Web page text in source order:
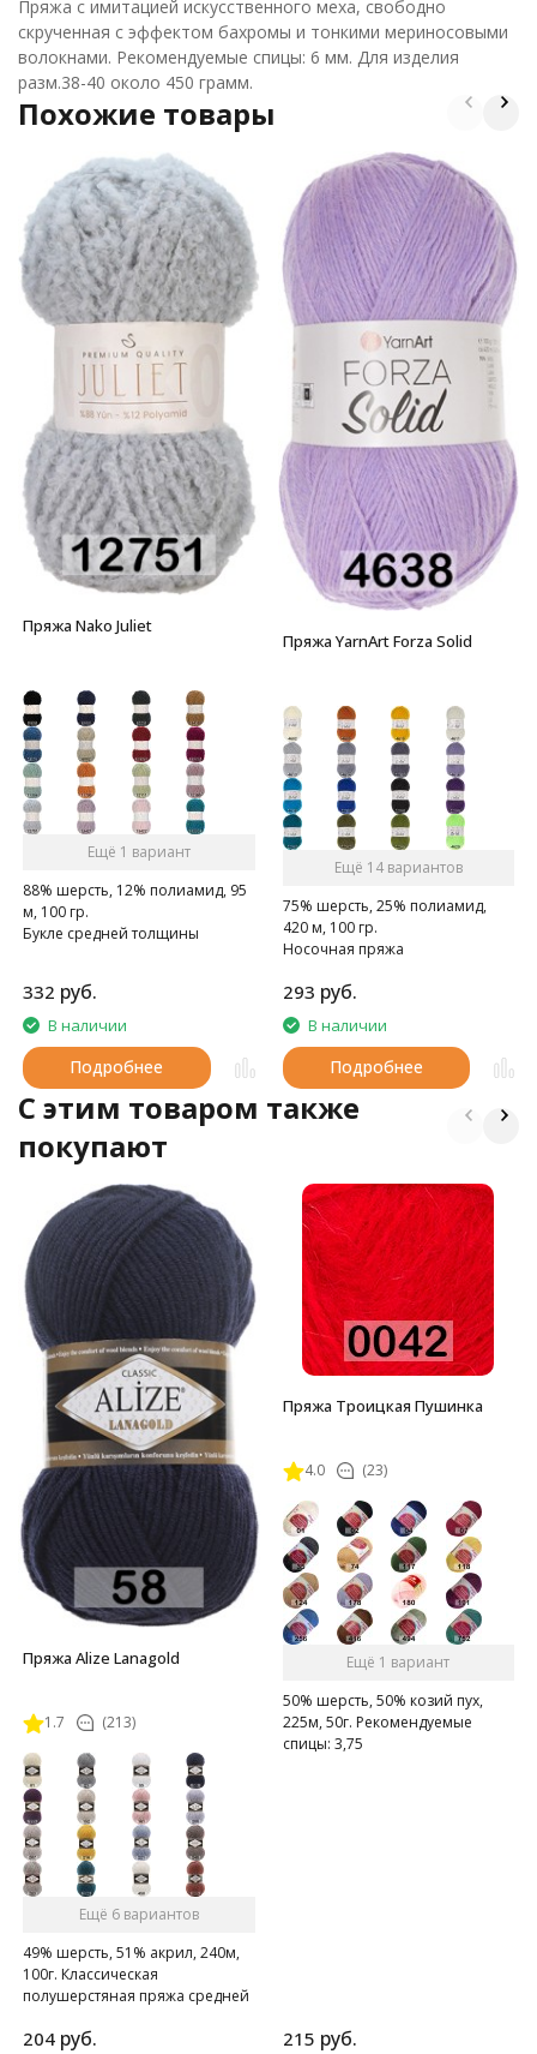
Пряжа с имитацией искусственного меха, свободно
скрученная с эффектом бахромы и тонкими мериносовыми
волокнами. Рекомендуемые спицы: 6 мм. Для изделия
разм.38-40 около 450 грамм.
Похожие товары
Пряжа Nako Juliet
Ещё 1 вариант
88% шерсть, 12% полиамид, 95
м, 100 гр.
Букле средней толщины
332 руб.
В наличии
Подробнее
Пряжа YarnArt Forza Solid
Ещё 14 вариантов
75% шерсть, 25% полиамид,
420 м, 100 гр.
Носочная пряжа
293 руб.
В наличии
Подробнее
C этим товаром также
покупают
Пряжа Alize Lanagold
1.7 (213)
Ещё 6 вариантов
49% шерсть, 51% акрил, 240м,
100г. Классическая
полушерстяная пряжа средней
204 руб.
Пряжа Троицкая Пушинка
4.0 (23)
Ещё 1 вариант
50% шерсть, 50% козий пух,
225м, 50г. Рекомендуемые
спицы: 3,75
215 руб.